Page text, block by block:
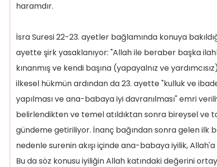
haramdır.
İsra Suresi 22-23. ayetler bağlamında konuya
ayette şirk yasaklanıyor: "Allah ile beraber başka
kınanmış ve kendi başına (yapayalnız ve
ilkesel hükmün ardından da 23. ayette "kulluk ve
yapılması ve ana-babaya iyi davranılması" emri
belirlendikten ve temel atıldıktan sonra bireysel ve
gündeme getiriliyor. İnanç bağından sonra gelen ilk
nedenle surenin akışı içinde ana-babaya iyilik,
Bu da söz konusu iyiliğin Allah katındaki değerini